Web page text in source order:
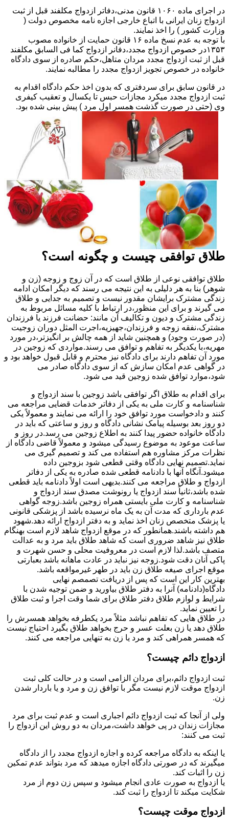
در اجرای ماده ۱۰۶۰ قانون مدنی،دفاتر ازدواج مکلفند قبل از ثبت
ازدواج زنان ایرانی با اتباع خارجی اجازه نامه مخصوص دولت (
وزارت کشور ) را اخذ نمایند.
با توجه به عدم نسخ ماده ۱۶ قانون حمایت از خانواده مصوب
۱۳۵۳در خصوص ازدواج مجدد،دفانر ازدواج کما فی السابق مکلفند
قبل از ثبت ازدواج مجدد مردان متاهل،حکم صادره از سوی دادگاه
خانواده در خصوص تجویز ازدواج مجدد را مطالبه نمایند.
در قانون سابق برای سردفتری که بدون اخذ حکم دادگاه اقدام به
ثبت ازدواج مجدد میکرد مجازات حبس تا یکسال و تعقیب کیفری
وی (حتی در صورت گذشت همسر اول مرد ) پیش بینی شده بود.
طلاق توافقی چیست و چگونه است؟
طلاق توافقی نوعی از طلاق است که در آن زوج و زوجه (زن و
شوهر) بنا به هر دلیلی به این نتیجه می رسند که دیگر امکان ادامه
زندگی مشترک برایشان مقدور نیست و تصمیم به جدایی و طلاق
می گیرند و برای این منظور،در ارتباط با کلیه مسائل مربوط به
زندگی مشترک و دیون و تکالیف آن مانند: حضانت فرزند یا فرزندان
مشترک،نفقه زوجه و فرزندان،جهیزیه،اجرت المثل دوران زوجیت
(در صورت وجود) و همچنین شاید از همه چالش بر انگیزتر،در مورد
مهریه،با یکدیگر به تفاهم و توافق می رسند.مواردی که زوجین در
مورد آن تفاهم دارند برای دادگاه نیز محترم و قابل قبول خواهد بود و
در گواهی عدم امکان سازش که از سوی دادگاه صادر می
شود،موارد توافق شده زوجین قید می شود.
برای اقدام به طلاق اگر توافقی باشد زوجین با سند ازدواج و
شناسنامه و کارت ملی به یکی از دفاتر خدمات قضایی مراجعه می
کنند و دادخواست مورد توافق خود را ارائه می نمایند و معمولاً یکی
دو روز بعد بوسیله پیامک نشانی دادگاه و روز و ساعتی که باید در
دادگاه خانواده حضور پیدا کنند به اطلاع زوجین می رسد.در روز و
ساعت موعود به موضوع رسیدگی میشود و معمولاً قاضی دادگاه از
نظرات مرکز مشاوره هم استفاده می کند و تصمیم گیری می
نماید.تصمیم نهایی دادگاه وقتی قطعی شود بزوجین داده
میشود.آنگاه آنها با دادنامه قطعی شده صادره به یکی از دفاتر
ازدواج و طلاق مراجعه می کنند.بدیهی است اولاً دادنامه باید قطعی
شده باشد،ثانیاً سند ازدواج یا رونوشت مصدق سند ازدواج و
شناسنامه و کارت ملی بایستی همراه زوجین باشد.زوجه گواهی
عدم بارداری که مدت آن به یک ماه نرسیده باشد از پزشکی قانونی
یا پزشک متخصص زنان اخذ نماید و به دفتر ازدواج ارائه دهد.شهود
هم داشته باشند.همانطور که در موقع ازدواج شاهد لازم است بهنگام
طلاق نیز شاهد ضروری است که شاهد طلاق باید مرد و به عدالت
متصف باشد.لذا لازم است در معروفیت محلی و حسن شهرت و
پاکی آنان دقت شود.زوجه نیز نباید در عادت ماهانه باشد بعبارتی
موقع اجرای صیغه طلاق زن باید در طهر غیرمواقعه باشد.
بهترین کار این است که پس از دریافت تصمصم نهایی
دادگاه(دادنامه) آنرا به دفتر طلاق بیاورید و ضمن توجیه شدن با
شرایط و لوازم طلاق دفتر طلاق برای شما وقت اجرا و ثبت طلاق
را تعیین نماید.
در طلاق هایی که تفاهم نباشد مثلاً مرد یکطرفه بخواهد همسرش را
طلاق دهد یا زن بعلت عسر و حرج بخواهد طلاق بگیرد احتیاج نیست
که همسر همراهی کند و مرد یا زن به تنهایی مراجعه می کنند.
ازدواج دائم چیست؟
ثبت ازدواج دائم،برای مردان الزامی است و در حالت کلی ثبت
ازدواج موقت لازم نیست مگر با توافق زن و مرد و یا باردار شدن
زن.
ولی از آنجا که ثبت ازدواج دائم اجباری است و عدم ثبت برای مرد
مجازات زندان در پی خواهد داشت،مردان به دو روش این ازدواج را
ثبت می کنند:
یا اینکه به دادگاه مراجعه کرده و اجازه ازدواج مجدد را از دادگاه
میگیرند که در صورتی دادگاه اجازه میدهد که مرد بتواند عدم تمکین
زن را اثبات کند.
یا ازدواج به صورت عادی انجام میشود و سپس زن دوم از مرد
شکایت میکند تا ازدواج را ثبت کند.
ازدواج موقت چیست؟